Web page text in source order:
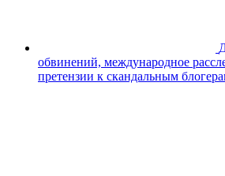
обвинений, международное
претензии к скандальным